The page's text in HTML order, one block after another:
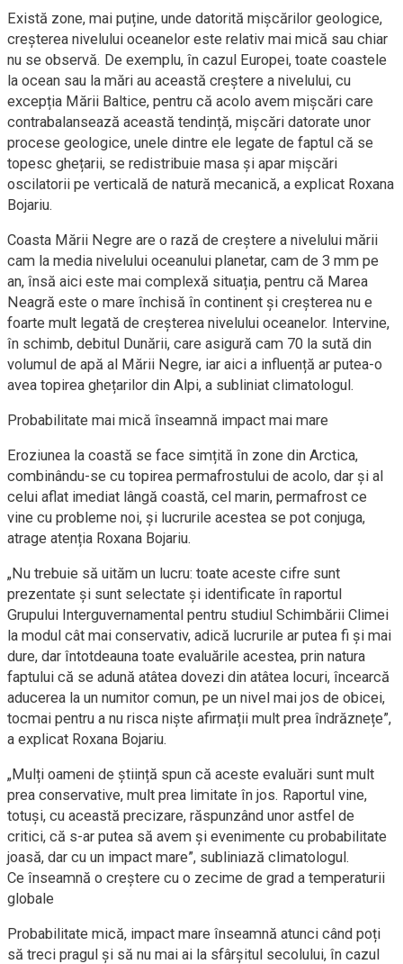
Există zone, mai puține, unde datorită mișcărilor geologice,
creșterea nivelului oceanelor este relativ mai mică sau chiar
nu se observă. De exemplu, în cazul Europei, toate coastele
la ocean sau la mări au această creștere a nivelului, cu
excepția Mării Baltice, pentru că acolo avem mișcări care
contrabalansează această tendință, mișcări datorate unor
procese geologice, unele dintre ele legate de faptul că se
topesc ghețarii, se redistribuie masa și apar mișcări
oscilatorii pe verticală de natură mecanică, a explicat Roxana
Bojariu.
Coasta Mării Negre are o rază de creștere a nivelului mării
cam la media nivelului oceanului planetar, cam de 3 mm pe
an, însă aici este mai complexă situația, pentru că Marea
Neagră este o mare închisă în continent și creșterea nu e
foarte mult legată de creșterea nivelului oceanelor. Intervine,
în schimb, debitul Dunării, care asigură cam 70 la sută din
volumul de apă al Mării Negre, iar aici a influență ar putea-o
avea topirea ghețarilor din Alpi, a subliniat climatologul.
Probabilitate mai mică înseamnă impact mai mare
Eroziunea la coastă se face simțită în zone din Arctica,
combinându-se cu topirea permafrostului de acolo, dar și al
celui aflat imediat lângă coastă, cel marin, permafrost ce
vine cu probleme noi, și lucrurile acestea se pot conjuga,
atrage atenția Roxana Bojariu.
„Nu trebuie să uităm un lucru: toate aceste cifre sunt
prezentate și sunt selectate și identificate în raportul
Grupului Interguvernamental pentru studiul Schimbării Climei
la modul cât mai conservativ, adică lucrurile ar putea fi și mai
dure, dar întotdeauna toate evaluările acestea, prin natura
faptului că se adună atâtea dovezi din atâtea locuri, încearcă
aducerea la un numitor comun, pe un nivel mai jos de obicei,
tocmai pentru a nu risca niște afirmații mult prea îndrăznețe”,
a explicat Roxana Bojariu.
„Mulți oameni de știință spun că aceste evaluări sunt mult
prea conservative, mult prea limitate în jos. Raportul vine,
totuși, cu această precizare, răspunzând unor astfel de
critici, că s-ar putea să avem și evenimente cu probabilitate
joasă, dar cu un impact mare”, subliniază climatologul.
Ce înseamnă o creștere cu o zecime de grad a temperaturii
globale
Probabilitate mică, impact mare înseamnă atunci când poți
să treci pragul și să nu mai ai la sfârșitul secolului, în cazul